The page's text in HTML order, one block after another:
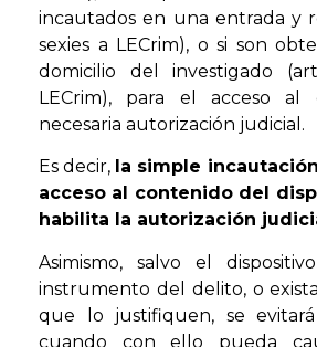
incautados en una entrada y
sexies a LECrim), o si son
domicilio del investigado
LECrim), para el acceso al
necesaria autorización judicial.
Es decir, la simple
acceso al contenido del
habilita la autorización
Asimismo, salvo el
instrumento del delito, o
que lo justifiquen, se
cuando con ello pueda